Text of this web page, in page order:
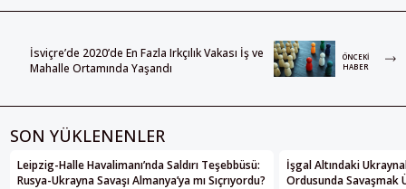
İsviçre’de 2020’de En Fazla Irkçılık Vakası İş ve
Mahalle Ortamında Yaşandı
ÖNCEKI
HABER
SON YÜKLENENLER
Leipzig-Halle Havalimanı’nda Saldırı Teşebbüsü:
Rusya-Ukrayna Savaşı Almanya’ya mı Sıçrıyordu?
İşgal Altındaki
Ordusunda Savaşmak